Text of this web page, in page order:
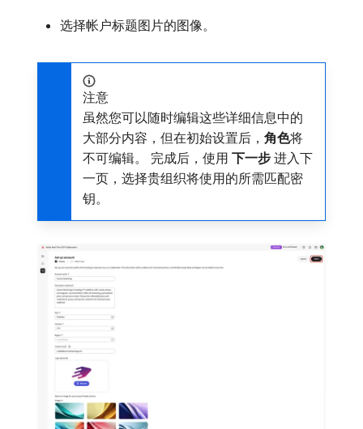
选择帐户标题图片的图像。
注意
虽然您可以随时编辑这些详细信息中的
大部分内容，但在初始设置后， 角色​将
不可编辑。 完成后，使用​ 下一步 ​进入下
一页，选择贵组织将使用的所需匹配密
钥。